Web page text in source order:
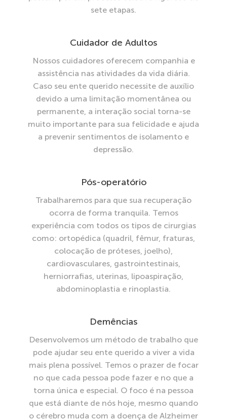
sete etapas.
Cuidador de Adultos
Nossos cuidadores oferecem companhia e
assistência nas atividades da vida diária.
Caso seu ente querido necessite de auxílio
devido a uma limitação momentânea ou
permanente, a interação social torna-se
muito importante para sua felicidade e ajuda
a prevenir sentimentos de isolamento e
depressão.
Pós-operatório
Trabalharemos para que sua recuperação
ocorra de forma tranquila. Temos
experiência com todos os tipos de cirurgias
como: ortopédica (quadril, fêmur, fraturas,
colocação de próteses, joelho),
cardiovasculares, gastrointestinais,
herniorrafias, uterinas, lipoaspiração,
abdominoplastia e rinoplastia.
Demências
Desenvolvemos um método de trabalho que
pode ajudar seu ente querido a viver a vida
mais plena possível. Temos o prazer de focar
no que cada pessoa pode fazer e no que a
torna única e especial. O foco é na pessoa
que está diante de nós hoje, mesmo quando
o cérebro muda com a doença de Alzheimer